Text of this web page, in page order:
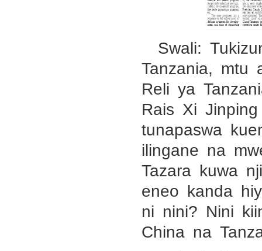
Swali:
Tanzania, mtu
Reli ya
Rais Xi
tunapaswa
ilingane na
Tazara kuwa
eneo kanda
ni nini? Nini
China na